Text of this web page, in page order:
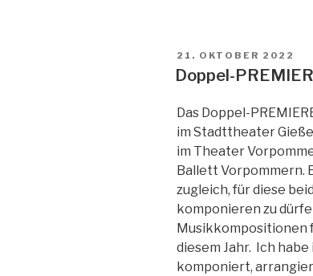
VERÖFFENTLICHT
AM
21. OKTOBER 2022
Doppel-
Das Doppel-
im Stadttheater
im Theater
Ballett Vorpommern.
zugleich, für diese
komponieren zu
Musikkompositionen
diesem Jahr. Ich
komponiert,